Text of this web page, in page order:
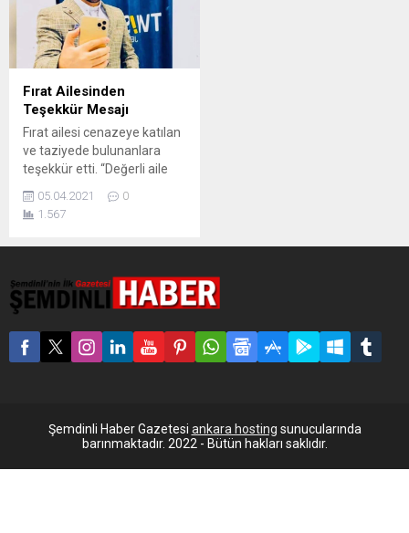
Fırat Ailesinden
Teşekkür Mesajı
Fırat ailesi cenazeye katılan
ve taziyede bulunanlara
teşekkür etti. “Değerli aile
oğlu merhum Abidin Fırat’ın
vefatı vesilesiyle; tüm eş,
cenaze törenine ve gerekse
taziyemize gelerek veya
telefonla arayarak bizleri bu
acı günümüzde yalnız
bırakmadılar. Uzaktan
gönderen,...
05.04.2021
0
1.567
Şemdinli Haber Gazetesi ankara hosting sunucularında
barınmaktadır. 2022 - Bütün hakları saklıdır.